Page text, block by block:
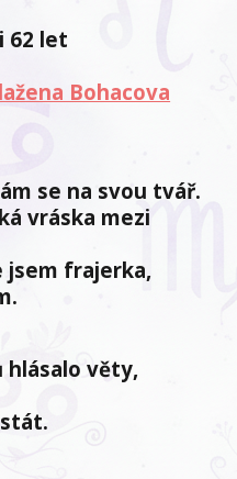
62 let
Bohacova
se na svou tvář.
vráska mezi
jsem frajerka,
hlásalo věty,